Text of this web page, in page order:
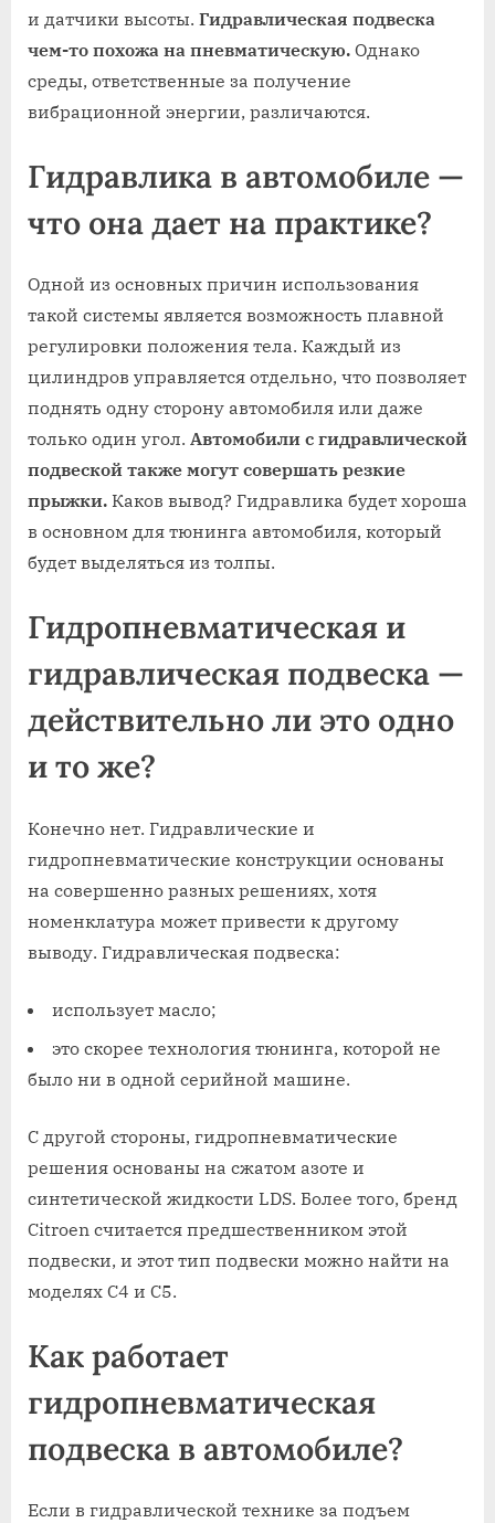
и датчики высоты. Гидравлическая подвеска
чем-то похожа на пневматическую. Однако
среды, ответственные за получение
вибрационной энергии, различаются.
Гидравлика в автомобиле —
что она дает на практике?
Одной из основных причин использования
такой системы является возможность плавной
регулировки положения тела. Каждый из
цилиндров управляется отдельно, что позволяет
поднять одну сторону автомобиля или даже
только один угол. Автомобили с гидравлической
подвеской также могут совершать резкие
прыжки. Каков вывод? Гидравлика будет хороша
в основном для тюнинга автомобиля, который
будет выделяться из толпы.
Гидропневматическая и
гидравлическая подвеска —
действительно ли это одно
и то же?
Конечно нет. Гидравлические и
гидропневматические конструкции основаны
на совершенно разных решениях, хотя
номенклатура может привести к другому
выводу. Гидравлическая подвеска:
использует масло;
это скорее технология тюнинга, которой не
было ни в одной серийной машине.
С другой стороны, гидропневматические
решения основаны на сжатом азоте и
синтетической жидкости LDS. Более того, бренд
Citroen считается предшественником этой
подвески, и этот тип подвески можно найти на
моделях C4 и C5.
Как работает
гидропневматическая
подвеска в автомобиле?
Если в гидравлической технике за подъем